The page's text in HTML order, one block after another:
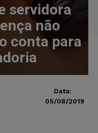
servidora
não
conta para
Data:
05/08/2019